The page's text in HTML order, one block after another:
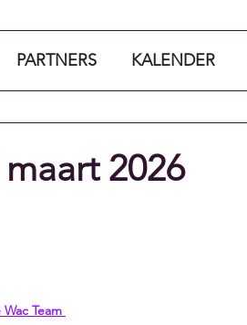
PARTNERS KALENDER
2026
Team